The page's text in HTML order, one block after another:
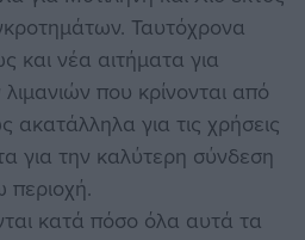
Ταυτόχρονα
και νέα αιτήματα για
που κρίνονται από
ακατάλληλα για τις χρήσεις
για την καλύτερη σύνδεση
κατά πόσο όλα αυτά τα